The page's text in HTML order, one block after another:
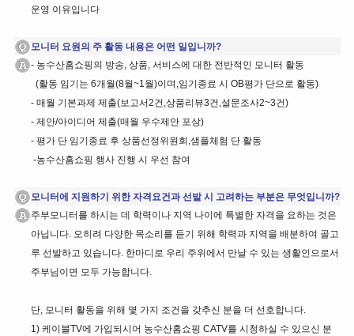
운영 이유입니다
모니터 요원의 주 활동 내용은 어떤 일입니까?
- 농수산홈쇼핑의 방송, 상품, 서비스에 대한 전반적인 모니터 활동
(활동 임기는 6개월(8월~1월)이며,임기종료 시 OB평가 단으로 활동)
- 매월 기본과제 제출(보고서2건,상품리뷰3건,설문조사2~3건)
- 제안/아이디어 제출(매월 우수제안 포상)
- 평가 단 임기종료 후 상품선정위원회,샘플체험 단 활동
-농수산홈쇼핑 행사 진행 시 우선 참여
모니터에 지원하기 위한 자격요건과 선발 시 고려하는 부분은 무엇입니까?
주부모니터를 하시는 데 학력이나 지역 나이에 특별한 자격을 요하는 것은
아닙니다. 오히려 다양한 목소리를 듣기 위해 학력과 지역을 배분하여 골고
루 선발하고 있습니다. 한마디로 우리 주위에서 만날 수 있는 생활인으로서
주부님이면 모두 가능합니다.
단, 모니터 활동을 위해 몇 가지 조건을 갖추신 분을 더 선호합니다.
1) 케이블TV에 가입되시어 농수산홈쇼핑 CATV를 시청하실 수 있으신 분